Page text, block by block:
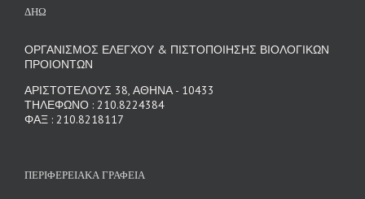
ΔΗΩ
ΟΡΓΑΝΙΣΜΟΣ ΕΛΕΓΧΟΥ & ΠΙΣΤΟΠΟΙΗΣΗΣ ΒΙΟΛΟΓΙΚΩΝ
ΠΡΟΙΟΝΤΩΝ
ΑΡΙΣΤΟΤΕΛΟΥΣ 38, ΑΘΗΝΑ - 10433
ΤΗΛΕΦΩΝΟ : 210.8224384
ΦΑΞ : 210.8218117
ΠΕΡΙΦΕΡΕΙΑΚΑ ΓΡΑΦΕΙΑ